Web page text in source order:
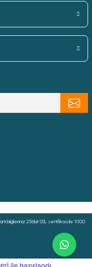
bilgileriniz 256bit SSL sertifikası ile %100
e-